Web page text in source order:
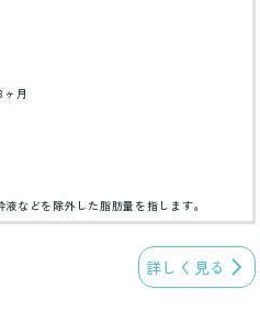
月
などを除外した脂肪量を指します。
詳しく見る